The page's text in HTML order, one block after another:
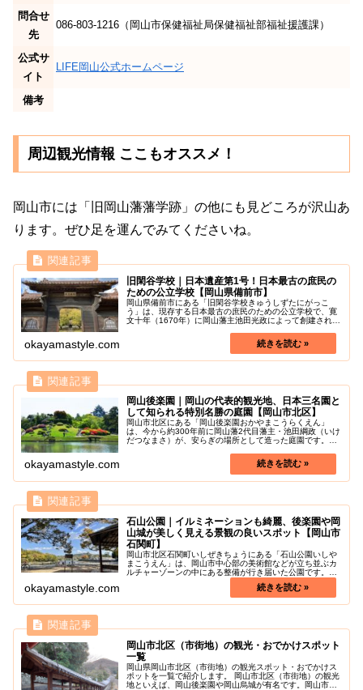
問合せ
先
086-803-1216（岡山市保健福祉局保健福祉部福祉援護課）
公式サ
イト
LIFE岡山公式ホームページ
備考
周辺観光情報 ここもオススメ！
岡山市には「旧岡山藩藩学跡」の他にも見どころが沢山あ
ります。ぜひ足を運んでみてくださいね。
旧閑谷学校｜日本遺産第1号！日本最古の庶民の
ための公立学校【岡山県備前市】
岡山県備前市にある「旧閑谷学校きゅうしずたにがっこ
う」は、現存する日本最古の庶民のための公立学校で、寛
文十年（1670年）に岡山藩主池田光政によって創建された
okayamastyle.com
岡山後楽園｜岡山の代表的観光地、日本三名園と
して知られる特別名勝の庭園【岡山市北区】
岡山市北区にある「岡山後楽園おかやまこうらくえん」
は、今から約300年前に岡山藩2代目藩主・池田綱政（いけ
だつなまさ）が、安らぎの場所として造った庭園です。岡
okayamastyle.com
石山公園｜イルミネーションも綺麗、後楽園や岡
山城が美しく見える景観の良いスポット【岡山市
石関町】
岡山市北区石関町いしぜきちょうにある「石山公園いしや
まこうえん」は、岡山市中心部の美術館などが立ち並ぶカ
ルチャーゾーンの中にある整備が行き届いた公園です。後
楽園や岡山城脇を流れる旭川のほとりにあり、川を挟んだ
岡山後楽園や岡山城が大変美しく見...
okayamastyle.com
岡山市北区（市街地）の観光・おでかけスポット
一覧
岡山県岡山市北区（市街地）の観光スポット・おでかけス
ポットを一覧で紹介します。 岡山市北区（市街地）の観光
地といえば、岡山後楽園や岡山烏城が有名です。岡山市北